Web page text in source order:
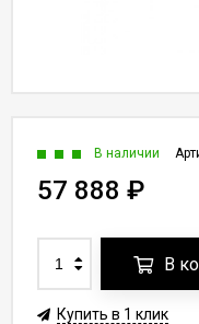
В наличии
57 888 ₽
В
Купить в 1 клик